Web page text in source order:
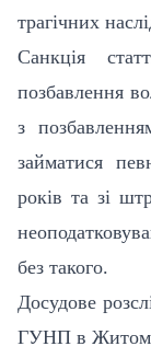
трагічних
Санкція
позбавлення
з
займатися
років та зі
без такого.
Досудове
ГУНП в